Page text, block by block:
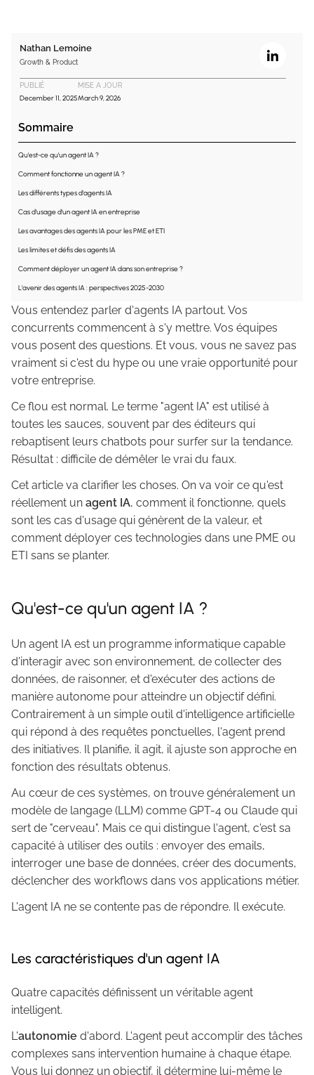
Nathan Lemoine
Growth & Product
PUBLIÉ
December 11, 2025
MISE A JOUR
March 9, 2026
Sommaire
Qu'est-ce qu'un agent IA ?
Comment fonctionne un agent IA ?
Les différents types d'agents IA
Cas d'usage d'un agent IA en entreprise
Les avantages des agents IA pour les PME et ETI
Les limites et défis des agents IA
Comment déployer un agent IA dans son entreprise ?
L'avenir des agents IA : perspectives 2025-2030
Vous entendez parler d'agents IA partout. Vos
concurrents commencent à s'y mettre. Vos équipes
vous posent des questions. Et vous, vous ne savez pas
vraiment si c'est du hype ou une vraie opportunité pour
votre entreprise.
Ce flou est normal. Le terme "agent IA" est utilisé à
toutes les sauces, souvent par des éditeurs qui
rebaptisent leurs chatbots pour surfer sur la tendance.
Résultat : difficile de démêler le vrai du faux.
Cet article va clarifier les choses. On va voir ce qu'est
réellement un agent IA, comment il fonctionne, quels
sont les cas d'usage qui génèrent de la valeur, et
comment déployer ces technologies dans une PME ou
ETI sans se planter.
Qu'est-ce qu'un agent IA ?
Un agent IA est un programme informatique capable
d'interagir avec son environnement, de collecter des
données, de raisonner, et d'exécuter des actions de
manière autonome pour atteindre un objectif défini.
Contrairement à un simple outil d'intelligence artificielle
qui répond à des requêtes ponctuelles, l'agent prend
des initiatives. Il planifie, il agit, il ajuste son approche en
fonction des résultats obtenus.
Au cœur de ces systèmes, on trouve généralement un
modèle de langage (LLM) comme GPT-4 ou Claude qui
sert de "cerveau". Mais ce qui distingue l'agent, c'est sa
capacité à utiliser des outils : envoyer des emails,
interroger une base de données, créer des documents,
déclencher des workflows dans vos applications métier.
L'agent IA ne se contente pas de répondre. Il exécute.
Les caractéristiques d'un agent IA
Quatre capacités définissent un véritable agent
intelligent.
L'autonomie d'abord. L'agent peut accomplir des tâches
complexes sans intervention humaine à chaque étape.
Vous lui donnez un objectif, il détermine lui-même le